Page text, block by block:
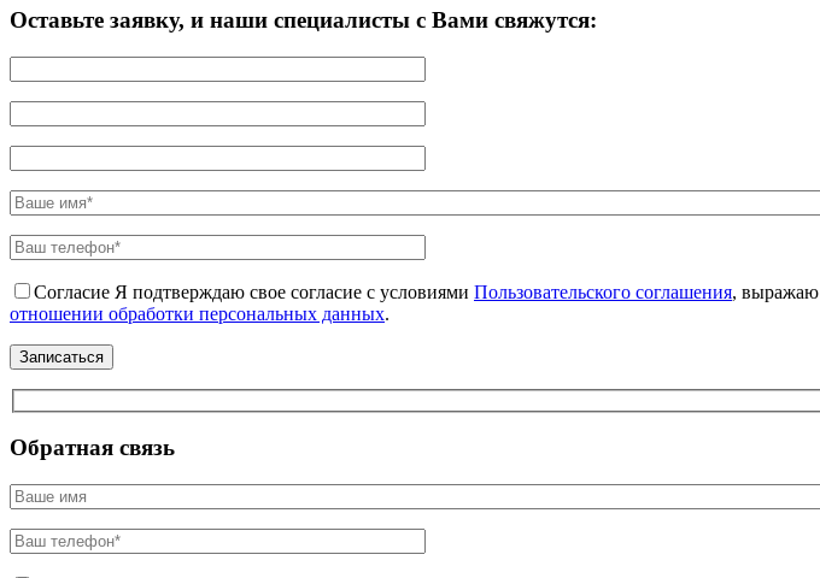
Оставьте заявку, и наши специалисты с Вами свяжутся:
Согласие Я подтверждаю свое согласие с условиями Пользовательского соглашения, выражаю
отношении обработки персональных данных.
Обратная связь